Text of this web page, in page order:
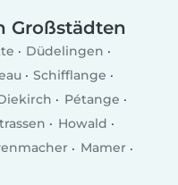
Großstädten
Düdelingen
Schifflange
Pétange
Howald
Mamer